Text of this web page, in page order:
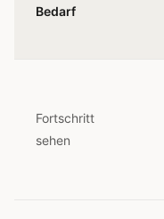
Bedarf
Fortschritt
sehen